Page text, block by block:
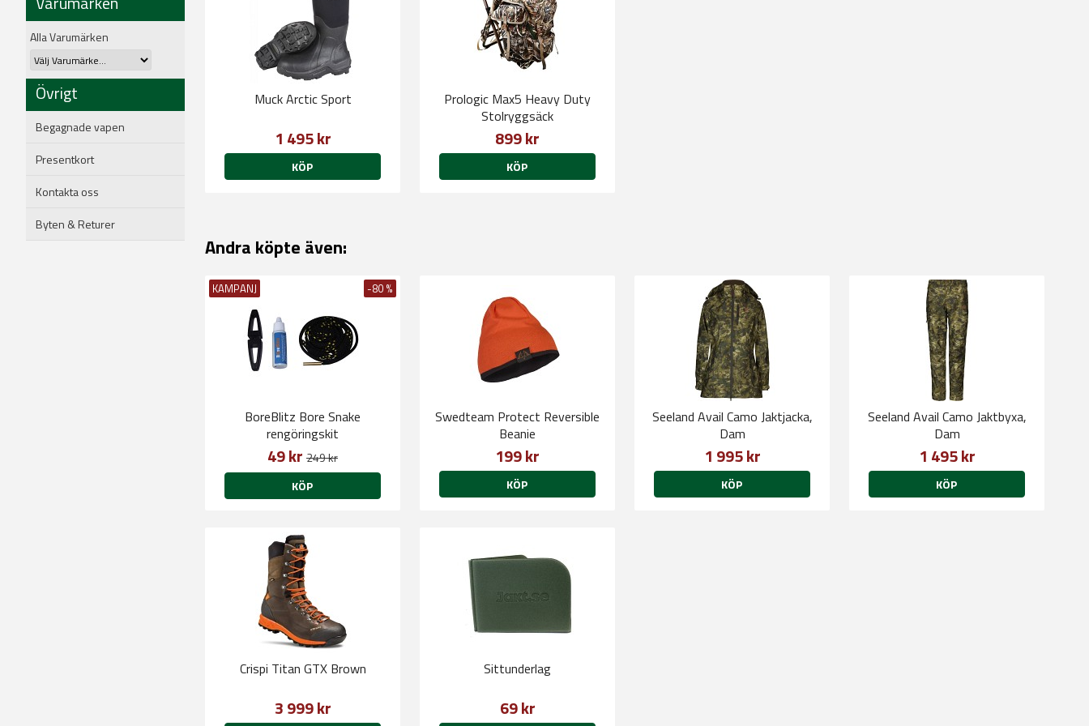
Alla Varumärken
Övrigt
Begagnade vapen
Presentkort
Kontakta oss
Byten & Returer
Muck Arctic Sport
1 495 kr
KÖP
Prologic Max5 Heavy Duty
Stolryggsäck
899 kr
KÖP
Andra köpte även:
KAMPANJ -80 %
BoreBlitz Bore Snake
rengöringskit
49 kr 249 kr
KÖP
Swedteam Protect Reversible
Beanie
199 kr
KÖP
Seeland Avail Camo Jaktjacka,
Dam
1 995 kr
KÖP
Seeland Avail Camo Jaktbyxa,
Dam
1 495 kr
KÖP
Crispi Titan GTX Brown
3 999 kr
Sittunderlag
69 kr